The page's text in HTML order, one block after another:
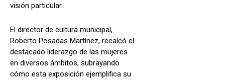
visión particular.
El director de cultura municipal,
Roberto Posadas Martínez, recalcó el
destacado liderazgo de las mujeres
en diversos ámbitos, subrayando
cómo esta exposición ejemplifica su